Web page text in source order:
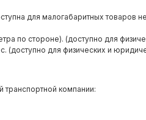
для малогабаритных товаров
по стороне). (доступно для
(доступно для физических и
компании: